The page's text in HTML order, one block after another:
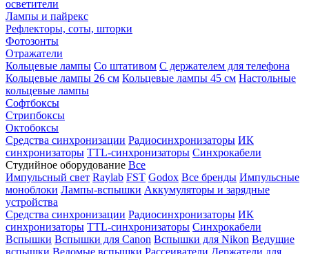
осветители
Лампы и пайрекс
Рефлекторы, соты, шторки
Фотозонты
Отражатели
Кольцевые лампы Со штативом С держателем для телефона
Кольцевые лампы 26 см Кольцевые лампы 45 см Настольные
кольцевые лампы
Софтбоксы
Стрипбоксы
Октобоксы
Средства синхронизации Радиосинхронизаторы ИК
синхронизаторы TTL-синхронизаторы Синхрокабели
Студийное оборудование Все
Импульсный свет Raylab FST Godox Все бренды Импульсные
моноблоки Лампы-вспышки Аккумуляторы и зарядные
устройства
Средства синхронизации Радиосинхронизаторы ИК
синхронизаторы TTL-синхронизаторы Синхрокабели
Вспышки Вспышки для Canon Вспышки для Nikon Ведущие
вспышки Ведомые вспышки Рассеиватели Держатели для